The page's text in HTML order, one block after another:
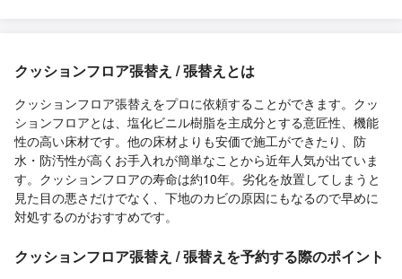
クッションフロア張替え / 張替えとは
クッションフロア張替えをプロに依頼することができます。クッ
ションフロアとは、塩化ビニル樹脂を主成分とする意匠性、機能
性の高い床材です。他の床材よりも安価で施工ができたり、防
水・防汚性が高くお手入れが簡単なことから近年人気が出ていま
す。クッションフロアの寿命は約10年。劣化を放置してしまうと
見た目の悪さだけでなく、下地のカビの原因にもなるので早めに
対処するのがおすすめです。
クッションフロア張替え / 張替えを予約する際のポイント